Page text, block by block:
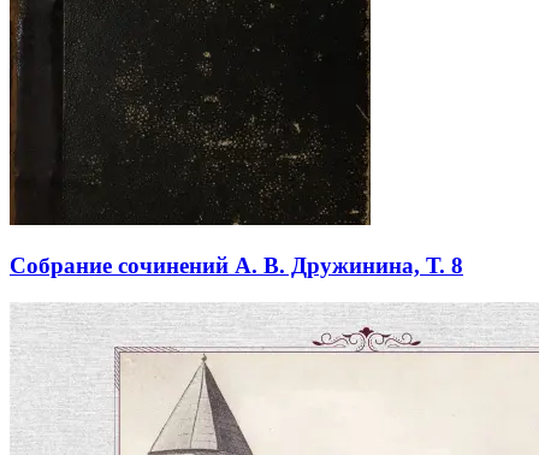
Собрание сочинений А. В. Дружинина, Т. 8